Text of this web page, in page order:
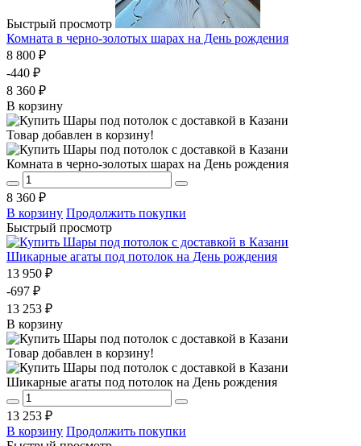
Быстрый просмотр
Комната в черно-золотых шарах на День рождения
8 800 ₽
-440 ₽
8 360 ₽
В корзину
Товар добавлен в корзину!
Комната в черно-золотых шарах на День рождения
8 360 ₽
В корзину Продолжить покупки
Быстрый просмотр
Шикарные агаты под потолок на День рождения
13 950 ₽
-697 ₽
13 253 ₽
В корзину
Товар добавлен в корзину!
Шикарные агаты под потолок на День рождения
13 253 ₽
В корзину Продолжить покупки